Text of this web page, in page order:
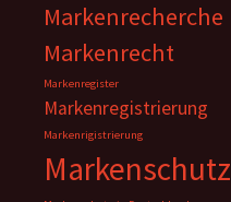
Markenrecherche
Markenrecht
Markenregister
Markenregistrierung
Markenrigistrierung
Markenschutz